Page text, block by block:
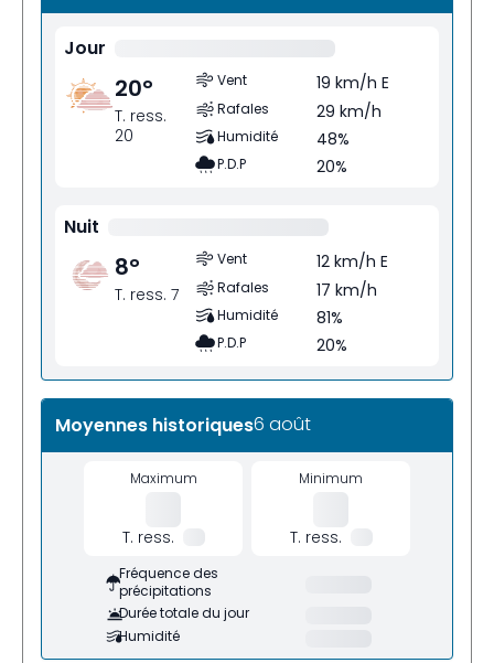
Jour
20°
T. ress.
20
Vent 19 km/h E
Rafales 29 km/h
Humidité 48%
P.D.P 20%
Nuit
8°
T. ress. 7
Vent 12 km/h E
Rafales 17 km/h
Humidité 81%
P.D.P 20%
Moyennes historiques6 août
Maximum
T. ress.
Minimum
T. ress.
Fréquence des
précipitations
Durée totale du jour
Humidité